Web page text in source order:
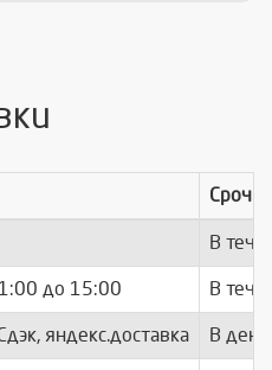
В
до 15:00 В
яндекс.доставка В день